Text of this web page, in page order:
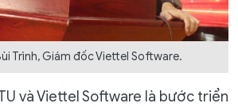
Trình, Giám đốc Viettel Software.
và Viettel Software là bước triển